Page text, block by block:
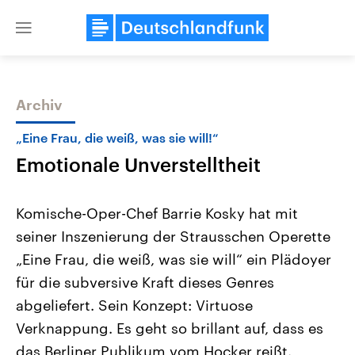
Close
Themen
Landtagswahl Sachsen-Anhalt
2026
Alle Informationen
Sachsen-Anhalt wählt am 6.
September 2026 einen neuen
Landtag. Seit 2021 wird das
Bundesland von einer Koalition aus
USA
Aktuelle Beiträge,
Hintergründe
Wirtschaftlich und
gehören die Vereinigten
den mächtigsten Ländern
mit großem Einfluss auf
Archiv
„Eine Frau, die weiß, was sie will!“
Emotionale Unverstelltheit
Komische-Oper-Chef Barrie Kosky hat mit
seiner Inszenierung der Strausschen Operette
„Eine Frau, die weiß, was sie will“ ein Plädoyer
für die subversive Kraft dieses Genres
abgeliefert. Sein Konzept: Virtuose
Verknappung. Es geht so brillant auf, dass es
das Berliner Publikum vom Hocker reißt.